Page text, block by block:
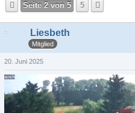
Seite 2 von 5 5
Liesbeth
Mitglied
20. Juni 2025